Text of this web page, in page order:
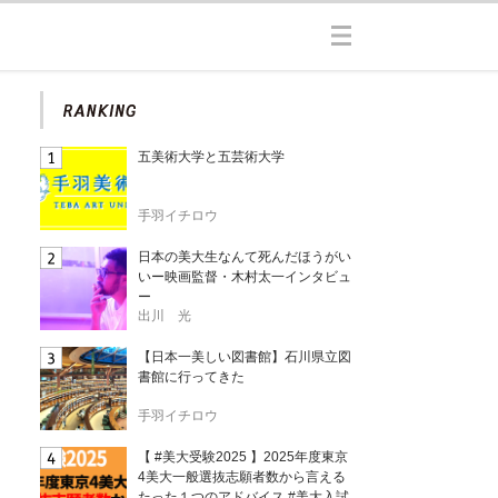
五美術大学と五芸術大学
手羽イチロウ
日本の美大生なんて死んだほうがい
いー映画監督・木村太一インタビュ
ー
出川 光
【日本一美しい図書館】石川県立図
書館に行ってきた
手羽イチロウ
【 #美大受験2025 】2025年度東京
4美大一般選抜志願者数から言える